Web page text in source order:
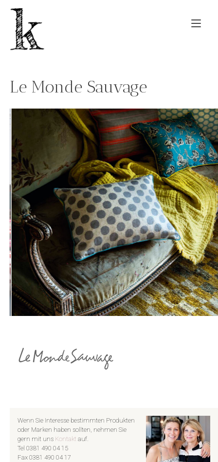
Inhalt
springen
Le Monde Sauvage
Wenn Sie Interesse bestimmten Produkten
oder Marken haben sollten, nehmen Sie
gern mit uns Kontakt auf.
Tel 0381 490 04 15
Fax 0381 490 04 17